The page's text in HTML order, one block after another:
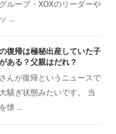
ループ・XOXのリーダーや
...
復帰は極秘出産していた子
ある？父親はだれ？
んが復帰というニュースで
騒ぎ状態みたいです。 当
懐 ...